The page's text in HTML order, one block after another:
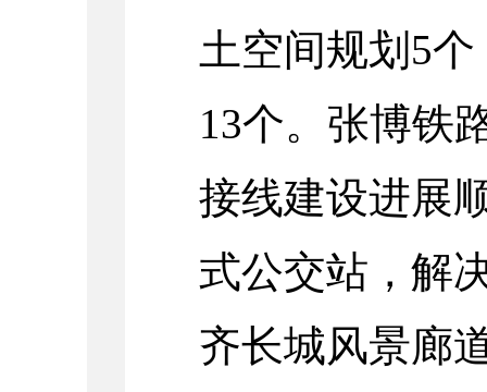
土空间规划5
13个。张博铁
接线建设进展
式公交站，解
齐长城风景廊